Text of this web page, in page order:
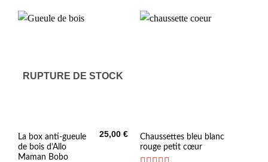
RUPTURE DE STOCK
La box anti-gueule
de bois d’Allo
Maman Bobo
25,00€
Chaussettes bleu blanc
rouge petit cœur
Ce
produit